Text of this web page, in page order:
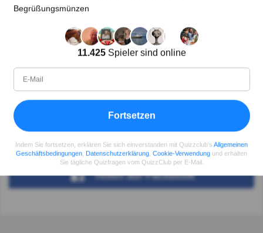
Auf Grammatik auch ("des Romans")!
Fragen
Teilenauf Facebook
Begrüßungsmünzen
11.425Spieler sind online
Fortsetzen
Indem Sie fortsetzen, erklären Sie sich einverstanden mit Quizzclub's Allgemeinen
Geschäftsbedingungen Datenschutzerklärung Cookie-Verwendung und erhalten
Sie tägliche Quizfragen vom QuizzClub per E-Mail.